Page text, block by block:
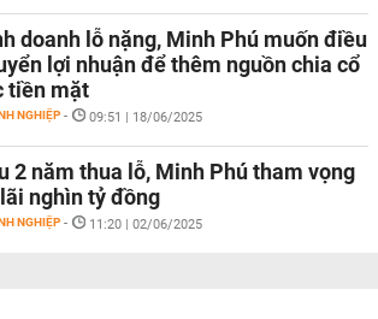
doanh lỗ nặng, Minh Phú muốn điều
lợi nhuận để thêm nguồn chia cổ
tiền mặt
NGHIỆP - 09:51 | 18/06/2025
2 năm thua lỗ, Minh Phú tham vọng
nghìn tỷ đồng
NGHIỆP - 11:20 | 02/06/2025